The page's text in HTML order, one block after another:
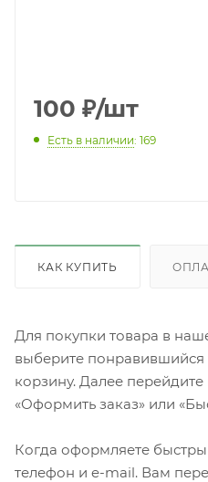
100 ₽/шт
Есть в наличии: 169
КАК КУПИТЬ
Для покупки товара в
выберите понравившийся
корзину. Далее
«Оформить заказ» или
Когда оформляете
телефон и e-mail. Вам